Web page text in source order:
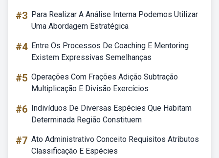
#3 Para Realizar A Análise Interna Podemos Utilizar
Uma Abordagem Estratégica
#4 Entre Os Processos De Coaching E Mentoring
Existem Expressivas Semelhanças
#5 Operações Com Frações Adição Subtração
Multiplicação E Divisão Exercícios
#6 Indivíduos De Diversas Espécies Que Habitam
Determinada Região Constituem
#7 Ato Administrativo Conceito Requisitos Atributos
Classificação E Espécies